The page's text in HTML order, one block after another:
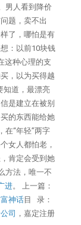
男人看到降价
题，卖不出
了，哪怕是有
：以前10块钱
这种心理的支
，以为买得越
道，最漂亮
是建立在被别
的东西能给她
“年轻”两字
女人都怕老，
肯定会受到她
方法，唯一不
进。 上一篇：
神话目 录：
司 ，嘉定注册